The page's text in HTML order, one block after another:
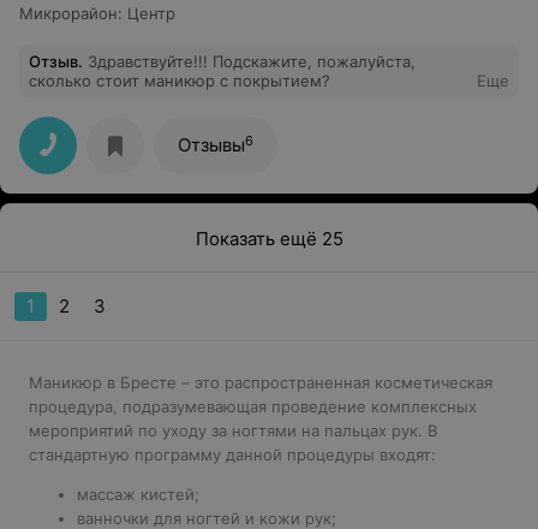
Микрорайон: Центр
Отзыв. Здравствуйте!!! Подскажите, пожалуйста,
сколько стоит маникюр с покрытием?
Еще
Отзывы6
Показать ещё 25
1 2 3
Маникюр в Бресте – это распространенная косметическая
процедура, подразумевающая проведение комплексных
мероприятий по уходу за ногтями на пальцах рук. В
стандартную программу данной процедуры входят:
массаж кистей;
ванночки для ногтей и кожи рук;